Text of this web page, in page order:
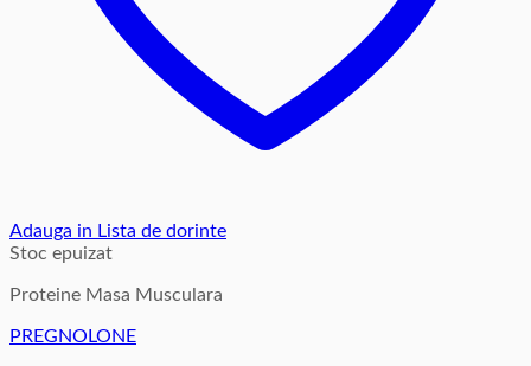
Adauga in Lista de dorinte
Stoc epuizat
Proteine Masa Musculara
PREGNOLONE